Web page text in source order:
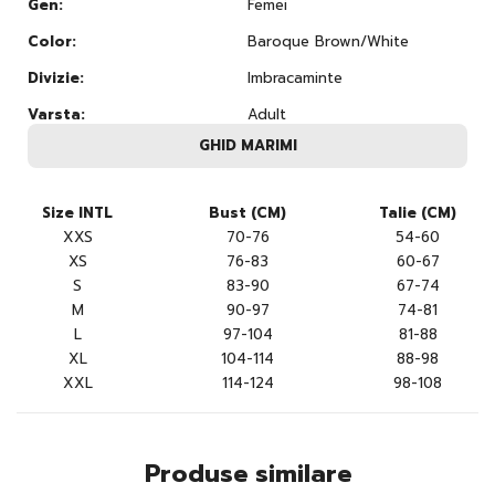
Gen:
Femei
Color:
Baroque Brown/White
Divizie:
Imbracaminte
Varsta:
Adult
GHID MARIMI
Size INTL Bust (CM)
Talie (CM)
XXS
70-76
54-60
XS
76-83
60-67
S
83-90
67-74
M
90-97
74-81
L
97-104
81-88
XL
104-114
88-98
XXL
114-124 98-108
Produse similare